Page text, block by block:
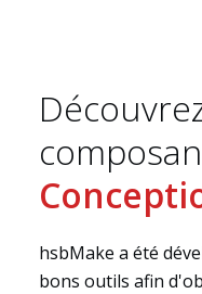
hsbMake a été
bons outils afin